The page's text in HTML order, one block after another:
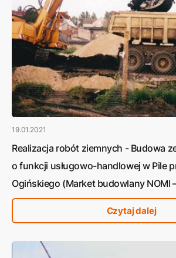
19.01.2021
Realizacja robót ziemnych - Budowa
o funkcji usługowo-handlowej w Pile
Ogińskiego (Market budowlany NOMI
Bricomarche)
Czytaj dalej